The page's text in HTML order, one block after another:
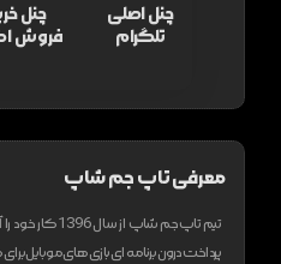
چنل اصلی
تلگرام
چنل
فروش
معرفی تاپ جم شاپ
تیم تاپ جم شاپ
پرداخت درون برنامه ای بازی های موبایل برای